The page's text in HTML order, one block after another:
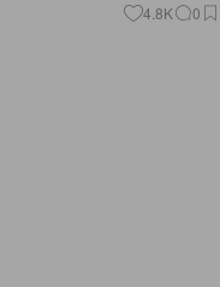
4.8K 0